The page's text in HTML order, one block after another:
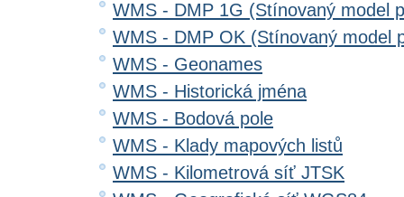
WMS - DMP 1G (Stínovaný model
WMS - DMP OK (Stínovaný model
WMS - Geonames
WMS - Historická jména
WMS - Bodová pole
WMS - Klady mapových listů
WMS - Kilometrová síť JTSK